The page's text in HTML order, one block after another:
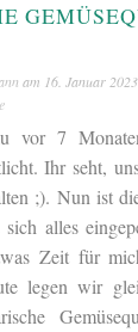
am 16. Januar 2023
vor 7
Ihr seht,
;). Nun ist
alles
Zeit für
legen wir